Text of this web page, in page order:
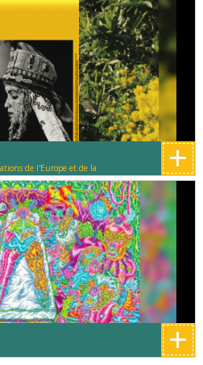
de l'Europe et de la
+
+